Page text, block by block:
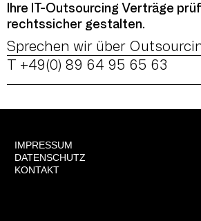
Ihre IT-Outsourcing Verträge
rechtssicher gestalten.
Sprechen wir über
T +49(0) 89 64 95 65 63
IMPRESSUM
DATENSCHUTZ
KONTAKT